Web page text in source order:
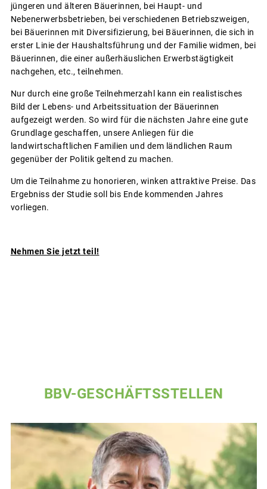
jüngeren und älteren Bäuerinnen, bei Haupt- und
Nebenerwerbsbetrieben, bei verschiedenen Betriebszweigen,
bei Bäuerinnen mit Diversifizierung, bei Bäuerinnen, die sich in
erster Linie der Haushaltsführung und der Familie widmen, bei
Bäuerinnen, die einer außerhäuslichen Erwerbstägtigkeit
nachgehen, etc., teilnehmen.
Nur durch eine große Teilnehmerzahl kann ein realistisches
Bild der Lebens- und Arbeitssituation der Bäuerinnen
aufgezeigt werden. So wird für die nächsten Jahre eine gute
Grundlage geschaffen, unsere Anliegen für die
landwirtschaftlichen Familien und dem ländlichen Raum
gegenüber der Politik geltend zu machen.
Um die Teilnahme zu honorieren, winken attraktive Preise. Das
Ergebniss der Studie soll bis Ende kommenden Jahres
vorliegen.
Nehmen Sie jetzt teil!
BBV-GESCHÄFTSSTELLEN